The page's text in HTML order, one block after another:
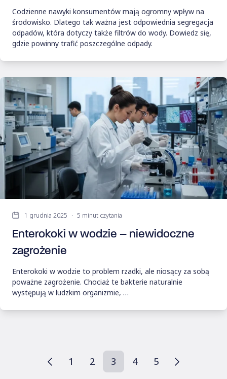
Codzienne nawyki konsumentów mają ogromny wpływ na
środowisko. Dlatego tak ważna jest odpowiednia segregacja
odpadów, która dotyczy także filtrów do wody. Dowiedz się,
gdzie powinny trafić poszczególne odpady.
1 grudnia 2025 · 5 minut czytania
Enterokoki w wodzie – niewidoczne
zagrożenie
Enterokoki w wodzie to problem rzadki, ale niosący za sobą
poważne zagrożenie. Chociaż te bakterie naturalnie
występują w ludzkim organizmie, …
1 2 3 4 5